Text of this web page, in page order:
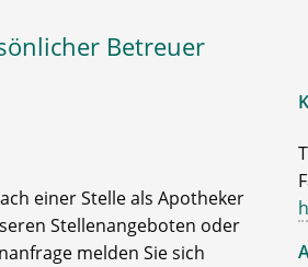
Betreuer
einer Stelle als Apotheker
Stellenangeboten oder
melden Sie sich